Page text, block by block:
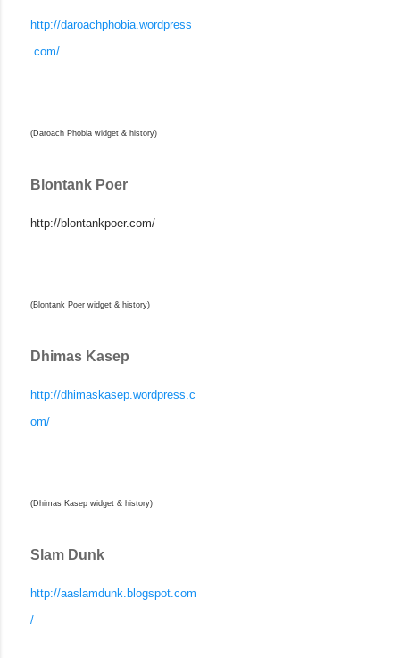
http://daroachphobia.wordpress
.com/
(Daroach Phobia widget & history)
Blontank Poer
http://blontankpoer.com/
(Blontank Poer widget & history)
Dhimas Kasep
http://dhimaskasep.wordpress.c
om/
(Dhimas Kasep widget & history)
Slam Dunk
http://aaslamdunk.blogspot.com
/